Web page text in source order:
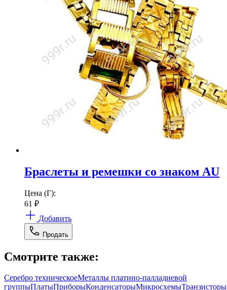
Браслеты и ремешки со знаком AU
Цена (Г):
61 ₽
Добавить
Продать
Смотрите также:
Серебро техническоеМеталлы платино-палладиевой
группыПлатыПриборыКонденсаторыМикросхемыТранзисторы